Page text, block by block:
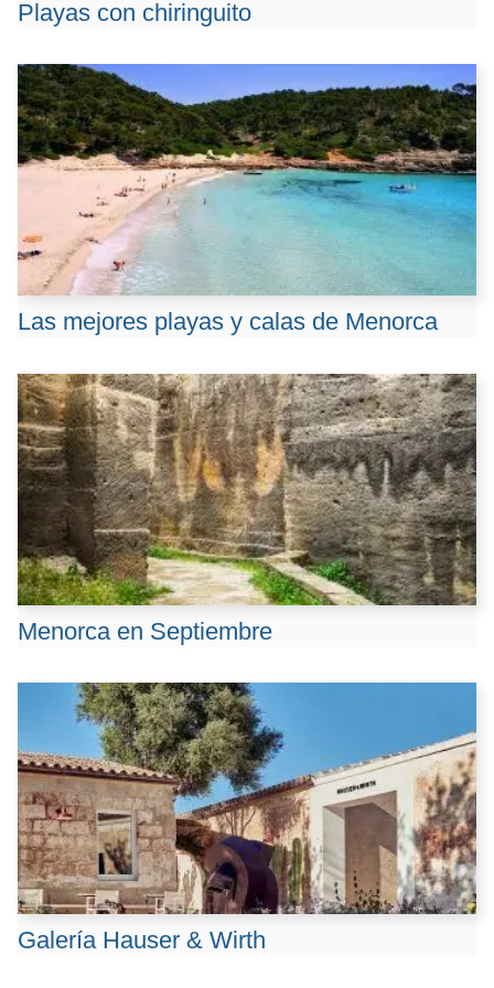
Playas con chiringuito
Las mejores playas y calas de Menorca
Menorca en Septiembre
Galería Hauser & Wirth